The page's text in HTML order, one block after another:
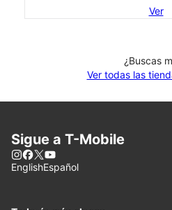
Ver
¿Buscas
Ver todas las